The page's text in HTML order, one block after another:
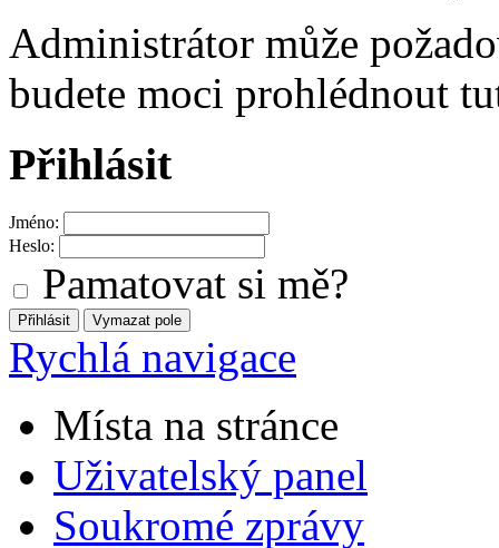
Administrátor může
budete moci prohlédnout
Přihlásit
Jméno:
Heslo:
Pamatovat si mě?
Rychlá navigace
Místa na stránce
Uživatelský panel
Soukromé zprávy